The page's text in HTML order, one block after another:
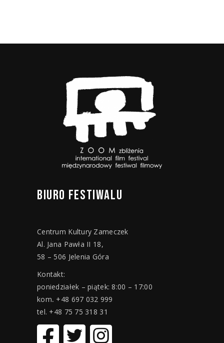
BIURO FESTIWALU
Centrum Kultury Zameczek
Al. Jana Pawła II 18,
58 – 506 Jelenia Góra
Kontakt:
poniedziałek – piątek: 8:00 – 17:00
kom. +48 697 032 999
tel. +48 75 75 318 31